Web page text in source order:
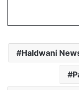
Haldwani